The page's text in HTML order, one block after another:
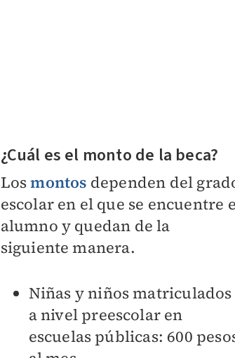
¿Cuál es el monto de la beca?
Losmontos dependen del
escolar en el que se encuentre
alumno y quedan de la
siguiente manera.
Niñas y niños matriculados
a nivel preescolar en
escuelas públicas: 600